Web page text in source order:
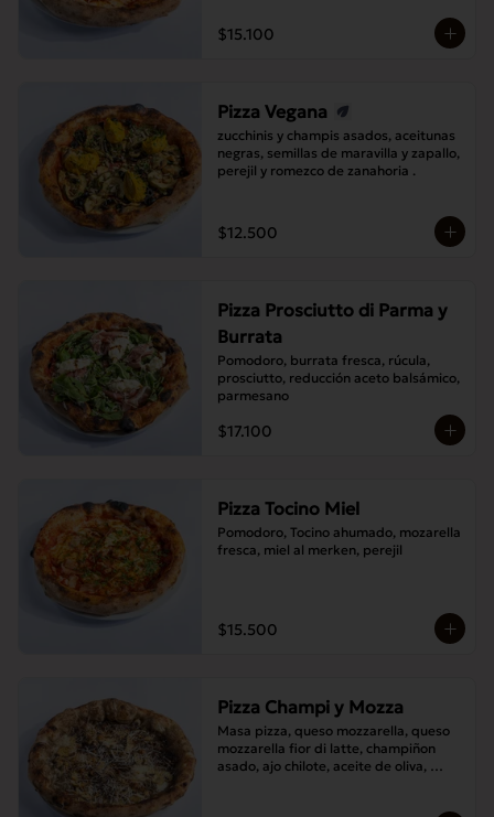
$15.100
Pizza Vegana
zucchinis y champis asados, aceitunas
negras, semillas de maravilla y zapallo,
perejil y romezco de zanahoria .
$12.500
Pizza Prosciutto di Parma y
Burrata
Pomodoro, burrata fresca, rúcula,
prosciutto, reducción aceto balsámico,
parmesano
$17.100
Pizza Tocino Miel
Pomodoro, Tocino ahumado, mozarella
fresca, miel al merken, perejil
$15.500
Pizza Champi y Mozza
Masa pizza, queso mozzarella, queso
mozzarella fior di latte, champiñon
asado, ajo chilote, aceite de oliva,